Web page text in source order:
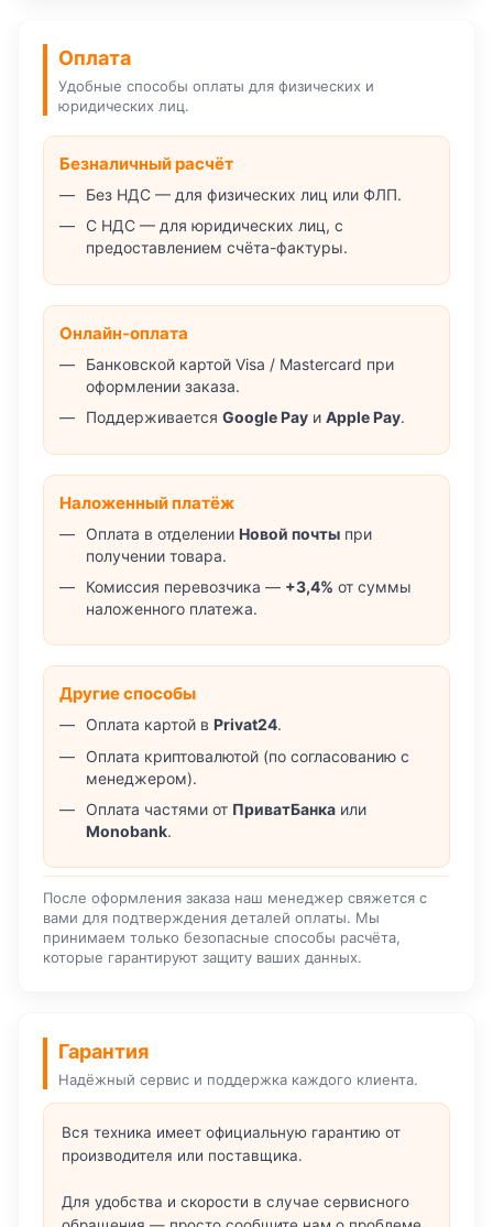
Оплата
Удобные способы оплаты для физических и
юридических лиц.
Безналичный расчёт
Без НДС — для физических лиц или ФЛП.
С НДС — для юридических лиц, с
предоставлением счёта-фактуры.
Онлайн-оплата
Банковской картой Visa / Mastercard при
оформлении заказа.
Поддерживается Google Pay и Apple Pay.
Наложенный платёж
Оплата в отделении Новой почты при
получении товара.
Комиссия перевозчика — +3,4% от суммы
наложенного платежа.
Другие способы
Оплата картой в Privat24.
Оплата криптовалютой (по согласованию с
менеджером).
Оплата частями от ПриватБанка или
Monobank.
После оформления заказа наш менеджер свяжется с
вами для подтверждения деталей оплаты. Мы
принимаем только безопасные способы расчёта,
которые гарантируют защиту ваших данных.
Гарантия
Надёжный сервис и поддержка каждого клиента.
Вся техника имеет официальную гарантию от
производителя или поставщика.
Для удобства и скорости в случае сервисного